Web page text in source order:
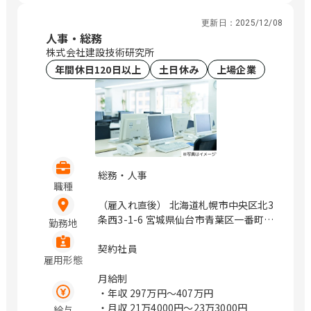
幌、仙台、万博記念公園、研究学園、さ
いたま新都心、与野、北与野、水天宮
前、浜町、伏見、北浜、赤坂
更新日： 2025/12/08
人事・総務
株式会社建設技術研究所
年間休日120日以上
土日休み 上場企業
職種
総務・人事
勤務地
（雇入れ直後） 北海道札幌市中央区北3
条西3-1-6 宮城県仙台市青葉区一番町4-
玉県さいたま市浦和区上木崎1-14-6
区新都心11－2 明治安田生命さいたま
新都心ビル 東京都中央区日本橋浜町3-
21-1 日本橋浜町Fタワー 東京都中央区
雇用形態
契約社員
月給制
・年収 297万円〜407万円
・月収 21万4000円〜23万3000円